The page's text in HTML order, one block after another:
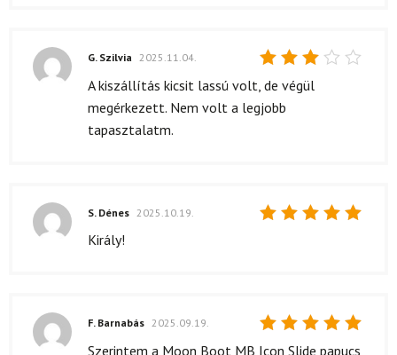
Értékelés:
3
/ 5
G. Szilvia 2025.11.04.
A kiszállítás kicsit lassú volt, de végül
megérkezett. Nem volt a legjobb
tapasztalatm.
S. Dénes 2025.10.19.
Király!
Értékelés:
F. Barnabás 2025.09.19.
Szerintem a Moon Boot MB Icon Slide papucs